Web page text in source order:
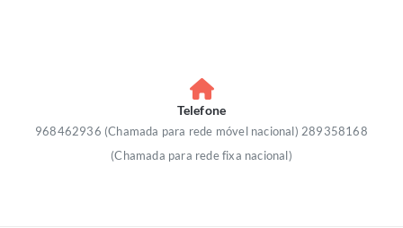
Telefone
968462936 (Chamada para rede móvel nacional) 289358168
(Chamada para rede fixa nacional)